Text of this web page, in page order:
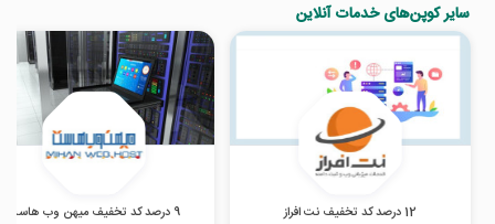
سایر کوپن‌های خدمات آنلاین
12 درصد کد تخفیف نت افراز 9 درصد کد تخفیف میهن وب هاست